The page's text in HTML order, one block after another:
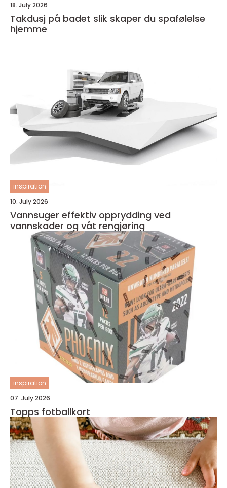
18. July 2026
Takdusj på badet slik skaper du spafølelse
hjemme
inspiration
10. July 2026
Vannsuger effektiv opprydding ved
vannskader og våt rengjøring
inspiration
07. July 2026
Topps fotballkort